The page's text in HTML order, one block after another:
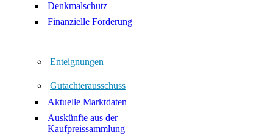
Denkmalschutz
Finanzielle Förderung
Enteignungen
Gutachterausschuss
Aktuelle Marktdaten
Auskünfte aus der
Kaufpreissammlung